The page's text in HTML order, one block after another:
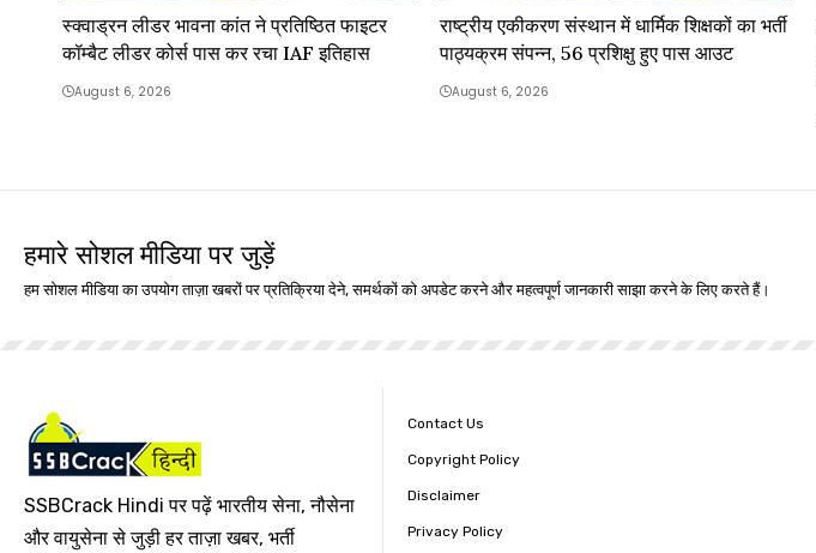
स्क्वाड्रन लीडर भावना कांत ने प्रतिष्ठित फाइटर
कॉम्बैट लीडर कोर्स पास कर रचा IAF इतिहास
August 6, 2026
राष्ट्रीय एकीकरण संस्थान में धार्मिक शिक्षकों का भर्ती
पाठ्यक्रम संपन्न, 56 प्रशिक्षु हुए पास आउट
August 6, 2026
हमारे सोशल मीडिया पर जुड़ें
हम सोशल मीडिया का उपयोग ताज़ा खबरों पर प्रतिक्रिया देने, समर्थकों को अपडेट करने और महत्वपूर्ण जानकारी साझा करने के लिए करते हैं।
SSBCrack Hindi पर पढ़ें भारतीय सेना, नौसेना
और वायुसेना से जुड़ी हर ताज़ा खबर, भर्ती
Contact Us
Copyright Policy
Disclaimer
Privacy Policy